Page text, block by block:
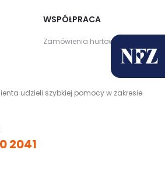
WSPÓŁPRACA
Zamówienia hurtowe
udzieli szybkiej pomocy w zakresie
2041